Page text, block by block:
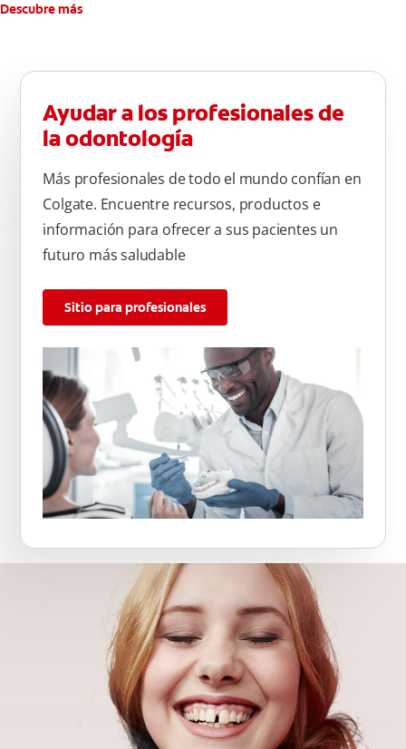
Descubre más
Ayudar a los profesionales de
la odontología
Más profesionales de todo el mundo confían en
Colgate. Encuentre recursos, productos e
información para ofrecer a sus pacientes un
futuro más saludable
Sitio para profesionales